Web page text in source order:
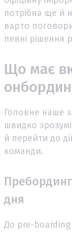
потрібна ще й
варто
певні рішення
Що має
Головне наше
швидко
й перейти до
команди.
дня
До pre-